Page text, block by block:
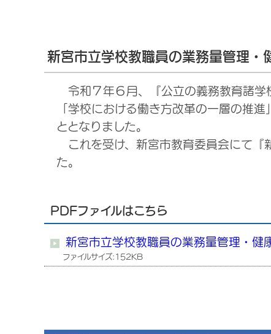
新宮市立学校教職員の業務量管理・
令和７年６月、『公立の義務教育諸学
「学校における働き方改革の一層の推
ととなりました。
これを受け、新宮市教育委員会にて『
た。
PDFファイルはこちら
新宮市立学校教職員の業務量管理・健
ファイルサイズ:152KB